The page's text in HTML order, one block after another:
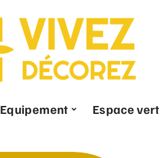
Equipement Espace vert